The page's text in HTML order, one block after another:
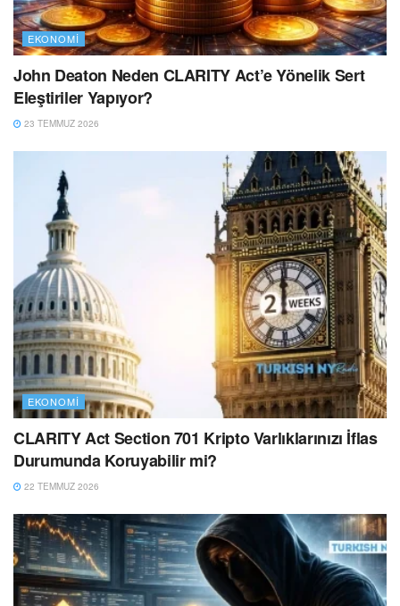
EKONOMI
John Deaton Neden CLARITY Act’e Yönelik Sert
Eleştiriler Yapıyor?
23 TEMMUZ 2026
EKONOMI
CLARITY Act Section 701 Kripto Varlıklarınızı İflas
Durumunda Koruyabilir mi?
22 TEMMUZ 2026